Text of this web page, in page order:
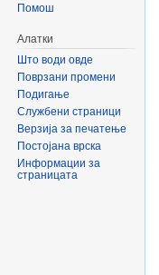
Помош
Алатки
Што води овде
Поврзани промени
Подигање
Службени страници
Верзија за печатење
Постојана врска
Информации за
страницата